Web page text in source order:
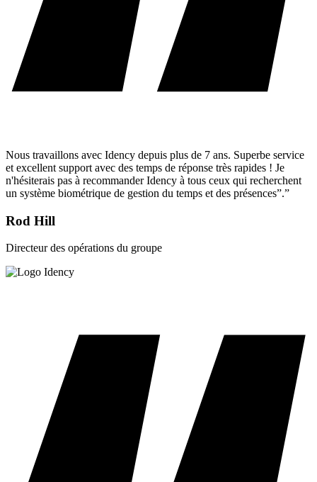
Nous travaillons avec Idency depuis plus de 7 ans. Superbe service
et excellent support avec des temps de réponse très rapides ! Je
n'hésiterais pas à recommander Idency à tous ceux qui recherchent
un système biométrique de gestion du temps et des présences”.”
Rod Hill
Directeur des opérations du groupe